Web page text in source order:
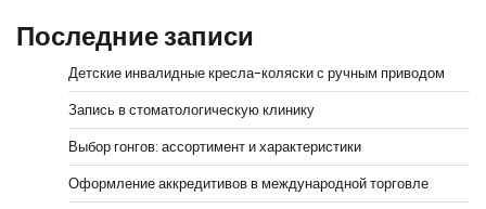
Последние записи
Детские инвалидные кресла-коляски с ручным приводом
Запись в стоматологическую клинику
Выбор гонгов: ассортимент и характеристики
Оформление аккредитивов в международной торговле